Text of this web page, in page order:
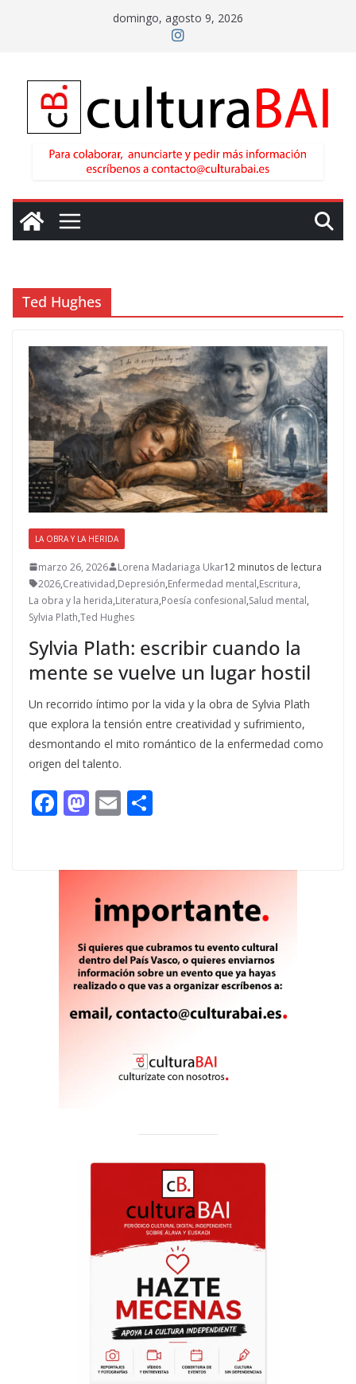
domingo, agosto 9, 2026
Ted Hughes
LA OBRA Y LA HERIDA
marzo 26, 2026 Lorena Madariaga Ukar12 minutos de lectura
2026,Creatividad,Depresión,Enfermedad mental,Escritura,
La obra y la herida,Literatura,Poesía confesional,Salud mental,
Sylvia Plath,Ted Hughes
Sylvia Plath: escribir cuando la
mente se vuelve un lugar hostil
Un recorrido íntimo por la vida y la obra de Sylvia Plath
que explora la tensión entre creatividad y sufrimiento,
desmontando el mito romántico de la enfermedad como
origen del talento.
F
b
M
d
o
n
E
l p
ar
ti
r